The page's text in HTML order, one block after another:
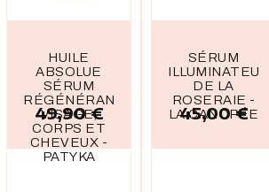
HUILE
ABSOLUE
SÉRUM
RÉGÉNÉRANT
VISAGE,
CORPS ET
CHEVEUX -
PATYKA
Prix
49,90 €
SÉRUM
ILLUMINATEUR
DE LA
ROSERAIE -
LA CANOPÉE
Prix
45,00 €